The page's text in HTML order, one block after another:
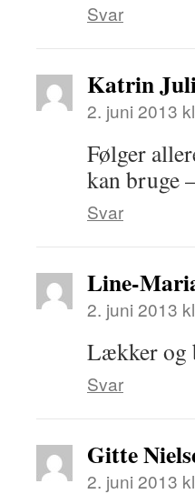
Svar
Katrin
2. juni 2013
Følger
kan bruge
Svar
Line-
2. juni 2013
Lækker og
Svar
Gitte
2. juni 2013